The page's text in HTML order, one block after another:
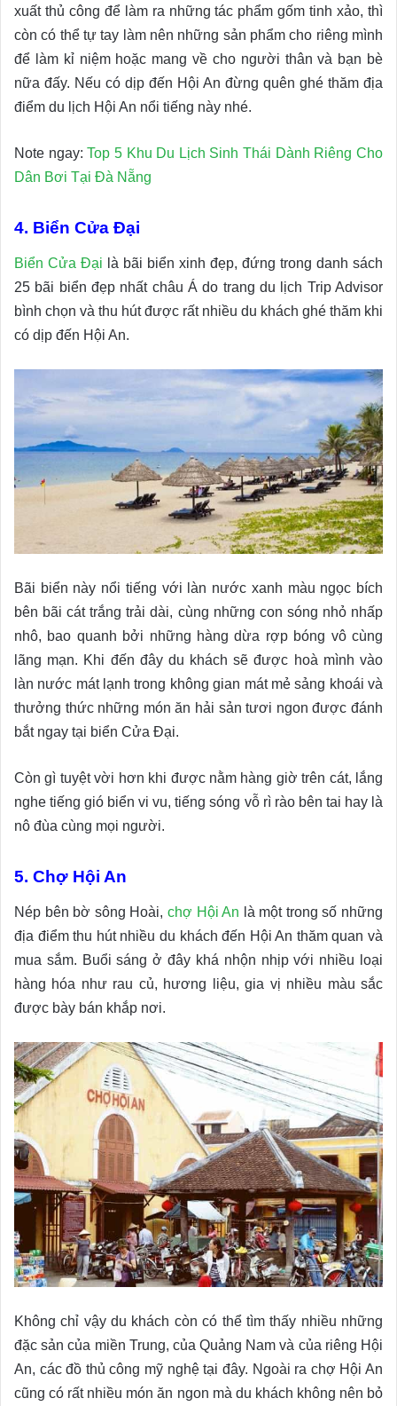
xuất thủ công để làm ra những tác phẩm gốm tinh xảo, thì
còn có thể tự tay làm nên những sản phẩm cho riêng mình
để làm kỉ niệm hoặc mang về cho người thân và bạn bè
nữa đấy. Nếu có dịp đến Hội An đừng quên ghé thăm địa
điểm du lịch Hội An nổi tiếng này nhé.
Note ngay:Top 5 Khu Du Lịch Sinh Thái Dành Riêng Cho
Dân Bơi Tại Đà Nẵng
4. Biển Cửa Đại
Biển Cửa Đại là bãi biển xinh đẹp, đứng trong danh sách
25 bãi biển đẹp nhất châu Á do trang du lịch Trip Advisor
bình chọn và thu hút được rất nhiều du khách ghé thăm khi
có dịp đến Hội An.
Bãi biển này nổi tiếng với làn nước xanh màu ngọc bích
bên bãi cát trắng trải dài, cùng những con sóng nhỏ nhấp
nhô, bao quanh bởi những hàng dừa rợp bóng vô cùng
lãng mạn. Khi đến đây du khách sẽ được hoà mình vào
làn nước mát lạnh trong không gian mát mẻ sảng khoái và
thưởng thức những món ăn hải sản tươi ngon được đánh
bắt ngay tại biển Cửa Đại.
Còn gì tuyệt vời hơn khi được nằm hàng giờ trên cát, lắng
nghe tiếng gió biển vi vu, tiếng sóng vỗ rì rào bên tai hay là
nô đùa cùng mọi người.
5. Chợ Hội An
Nép bên bờ sông Hoài, chợ Hội An là một trong số những
địa điểm thu hút nhiều du khách đến Hội An thăm quan và
mua sắm. Buổi sáng ở đây khá nhộn nhịp với nhiều loại
hàng hóa như rau củ, hương liệu, gia vị nhiều màu sắc
được bày bán khắp nơi.
Không chỉ vậy du khách còn có thể tìm thấy nhiều những
đặc sản của miền Trung, của Quảng Nam và của riêng Hội
An, các đồ thủ công mỹ nghệ tại đây. Ngoài ra chợ Hội An
cũng có rất nhiều món ăn ngon mà du khách không nên bỏ